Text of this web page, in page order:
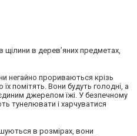
в дерев’яних предметах,
негайно прориваються крізь
помітять. Вони будуть голодні, а
джерелом їжі. У безпечному
тунелювати і харчуватися
в розмірах, вони